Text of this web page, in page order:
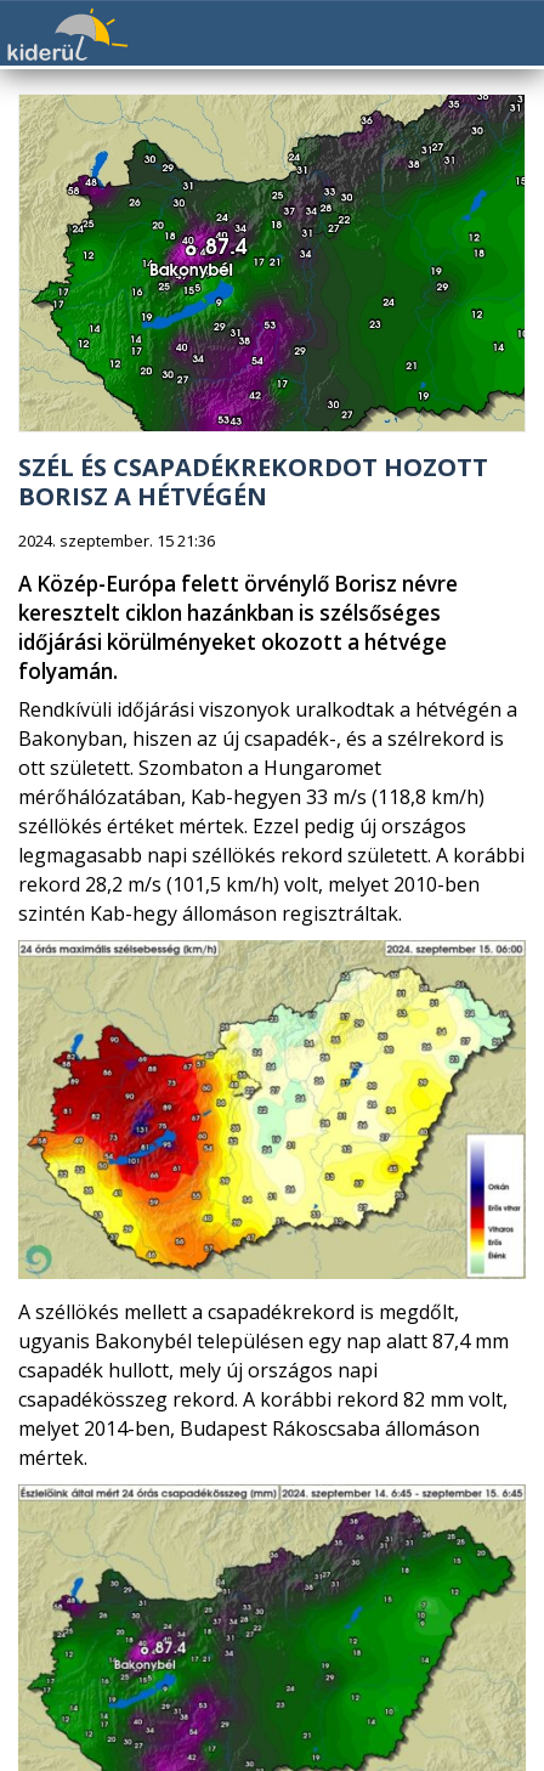
SZÉL ÉS CSAPADÉKREKORDOT HOZOTT
BORISZ A HÉTVÉGÉN
2024. szeptember. 15 21:36
A Közép-Európa felett örvénylő Borisz névre
keresztelt ciklon hazánkban is szélsőséges
időjárási körülményeket okozott a hétvége
folyamán.
Rendkívüli időjárási viszonyok uralkodtak a hétvégén a
Bakonyban, hiszen az új csapadék-, és a szélrekord is
ott született. Szombaton a Hungaromet
mérőhálózatában, Kab-hegyen 33 m/s (118,8 km/h)
széllökés értéket mértek. Ezzel pedig új országos
legmagasabb napi széllökés rekord született. A korábbi
rekord 28,2 m/s (101,5 km/h) volt, melyet 2010-ben
szintén Kab-hegy állomáson regisztráltak.
A széllökés mellett a csapadékrekord is megdőlt,
ugyanis Bakonybél településen egy nap alatt 87,4 mm
csapadék hullott, mely új országos napi
csapadékösszeg rekord. A korábbi rekord 82 mm volt,
melyet 2014-ben, Budapest Rákoscsaba állomáson
mértek.